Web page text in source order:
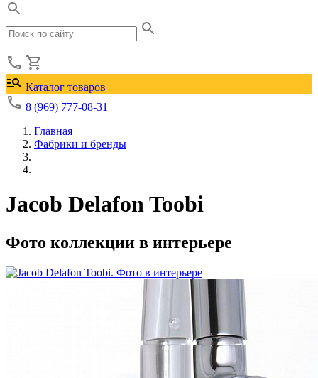
Каталог товаров
8 (969) 777-08-31
Главная
Фабрики и бренды
Jacob Delafon Toobi
Фото коллекции в интерьере